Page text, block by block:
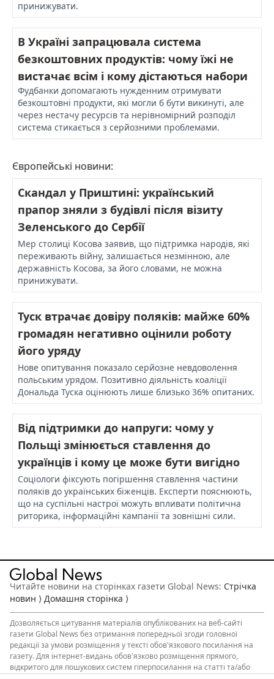
принижувати.
В Україні запрацювала система
безкоштовних продуктів: чому їжі не
вистачає всім і кому дістаються набори
Фудбанки допомагають нужденним отримувати
безкоштовні продукти, які могли б бути викинуті, але
через нестачу ресурсів та нерівномірний розподіл
система стикається з серйозними проблемами.
Європейські новини:
Скандал у Приштині: український
прапор зняли з будівлі після візиту
Зеленського до Сербії
Мер столиці Косова заявив, що підтримка народів, які
переживають війну, залишається незмінною, але
державність Косова, за його словами, не можна
принижувати.
Туск втрачає довіру поляків: майже 60%
громадян негативно оцінили роботу
його уряду
Нове опитування показало серйозне невдоволення
польським урядом. Позитивно діяльність коаліції
Дональда Туска оцінюють лише близько 36% опитаних.
Від підтримки до напруги: чому у
Польщі змінюється ставлення до
українців і кому це може бути вигідно
Соціологи фіксують погіршення ставлення частини
поляків до українських біженців. Експерти пояснюють,
що на суспільні настрої можуть впливати політична
риторика, інформаційні кампанії та зовнішні сили.
Читайте новини на сторінках газети Global News: Стрічка
новин ⟩ Домашня сторінка ⟩
Дозволяється цитування матеріалівопублікованих на веб-сайті
газети Global News без отримання попередньої згоди головної
редакції за умови розміщення у тексті обов'язкового посилання на
газету. Для інтернет-видань обов'язково розміщення прямого,
відкритого для пошукових систем гіперпосилання на статті та/або